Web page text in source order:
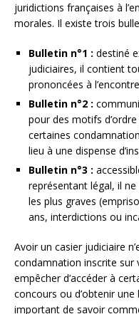
juridictions françaises à
morales. Il existe trois
Bulletin n°1 : destiné
judiciaires, il contient
prononcées à
Bulletin n°2 :
pour des motifs
certaines
lieu à une dispense
Bulletin n°3 :
représentant légal, il
les plus graves
ans, interdictions ou
Avoir un casier judiciaire
condamnation inscrite sur
empêcher d’accéder à
concours ou d’obtenir
important de savoir